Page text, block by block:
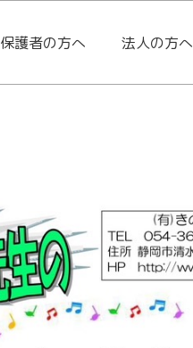
保護者の方へ 法人の方へ